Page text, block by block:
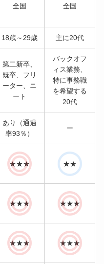
全国 全国
18歳～29歳 主に20代
第二新卒、
既卒、フリ
ーター、ニ
ート
バックオフ
ィス業務、
特に事務職
を希望する
20代
あり（通過
率93％）
ー
★★★ ★★
★★★ ★★★
★★★ ★★★